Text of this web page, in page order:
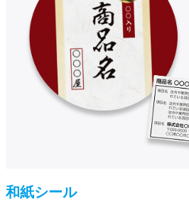
和紙シール